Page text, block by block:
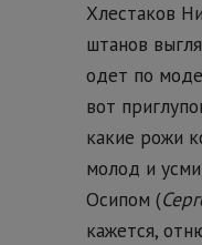
Хлестаков
штанов
одет по
вот
какие рожи
молод и
Осипом (
кажется,